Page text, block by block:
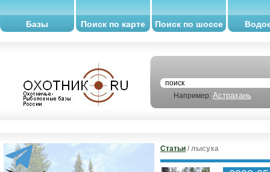
Базы Поиск по карте Поиск по шоссе
Например: Астрахань
Статьи / лысуха